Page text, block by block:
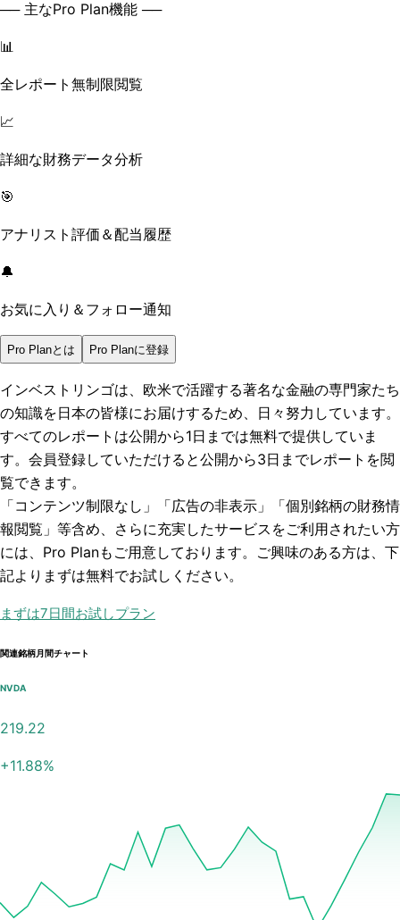
── 主なPro Plan機能 ──
📊
全レポート無制限閲覧
📈
詳細な財務データ分析
🎯
アナリスト評価＆配当履歴
🔔
お気に入り＆フォロー通知
Pro Planとは Pro Planに登録
インベストリンゴは、欧米で活躍する著名な金融の専門家たち
の知識を日本の皆様にお届けするため、日々努力しています。
すべてのレポートは公開から1日までは無料で提供していま
す。会員登録していただけると公開から3日までレポートを閲
覧できます。
「コンテンツ制限なし」「広告の非表示」「個別銘柄の財務情
報閲覧」 等含め、さらに充実したサービスをご利用されたい方
には、Pro Planもご用意しております。ご興味のある方は、下
記よりまずは無料でお試しください。
まずは7日間お試しプラン
関連銘柄月間チャート
NVDA
219.22
+11.88%